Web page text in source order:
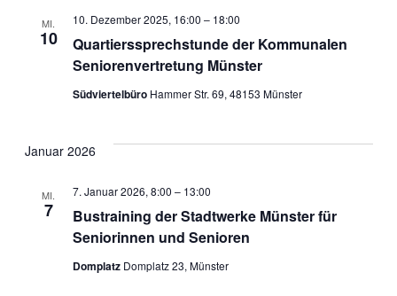
MI.
10
Quartierssprechstunde der Kommunalen
Seniorenvertretung Münster
10. Dezember 2025, 16:00 – 18:00
Südviertelbüro Hammer Str. 69, 48153 Münster
Januar 2026
MI.
7
Bustraining der Stadtwerke Münster für
Seniorinnen und Senioren
7. Januar 2026, 8:00 – 13:00
Domplatz Domplatz 23, Münster